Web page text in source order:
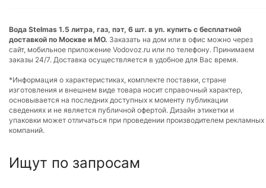
Вода Stelmas 1.5 литра, газ, пэт, 6 шт. в уп. купить с бесплатной
доставкой по Москве и МО. Заказать на дом или в офис можно через
сайт, мобильное приложение Vodovoz.ru или по телефону. Принимаем
заказы 24/7. Доставка осуществляется в удобное для Вас время.
*Информация о характеристиках, комплекте поставки, стране
изготовления и внешнем виде товара носит справочный характер,
основывается на последних доступных к моменту публикации
сведениях и не является публичной офертой. Дизайн этикетки и
упаковки может отличаться при проведении производителем рекламных
компаний.
Ищут по запросам